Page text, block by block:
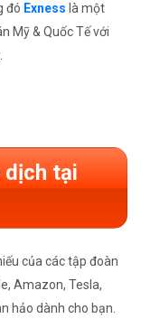
đó Exness là một
Mỹ & Quốc Tế với
dịch tại
của các tập đoàn
Amazon, Tesla,
hảo dành cho bạn.